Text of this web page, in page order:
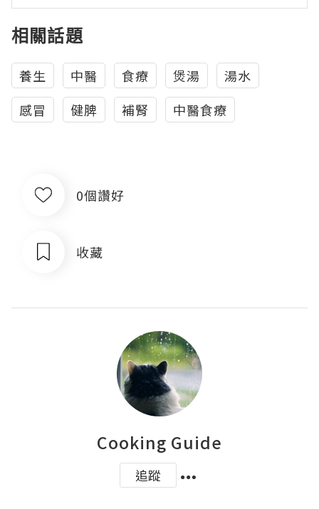
相關話題
養生 中醫 食療 煲湯
湯水
感冒
健脾 補腎 中醫食療
0個讚好
收藏
Cooking Guide
追蹤